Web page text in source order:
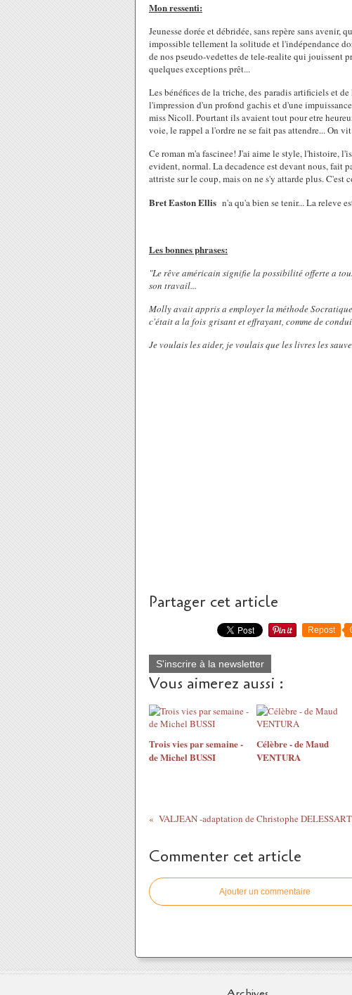
Mon ressenti:
Jeunesse dorée et débridée, sans repère sans
impossible tellement la solitude et l'indépendance
de nos pseudo-vedettes de tele-realite qui jouissent
quelques exceptions prêt...
Les bénéfices de la triche, des paradis artificiels et
l'impression d'un profond gachis et d'une
miss Nicoll. Pourtant ils avaient tout pour etre
voie, le rappel a l'ordre ne se fait pas attendre... On
Ce roman m'a fascinee! J'ai aime le style, l'histoire,
evident, normal. La decadence est devant nous, fait
attriste sur le coup, mais on ne s'y attarde plus. C'est
Bret Easton Ellis n'a qu'a bien se tenir... La releve
Les bonnes phrases:
"Le rêve américain signifie la possibilité offerte a
son travail...
Molly avait appris a employer la méthode
c'était a la fois grisant et effrayant, comme de
Je voulais les aider, je voulais que les livres les
Partager cet article
Repost
S'inscrire à la newsletter
Vous aimerez aussi :
Trois vies par semaine -
de Michel BUSSI
Célèbre - de Maud
VENTURA
VALJEAN -adaptation de Christophe DELESSART
Commenter cet article
Ajouter un commentaire